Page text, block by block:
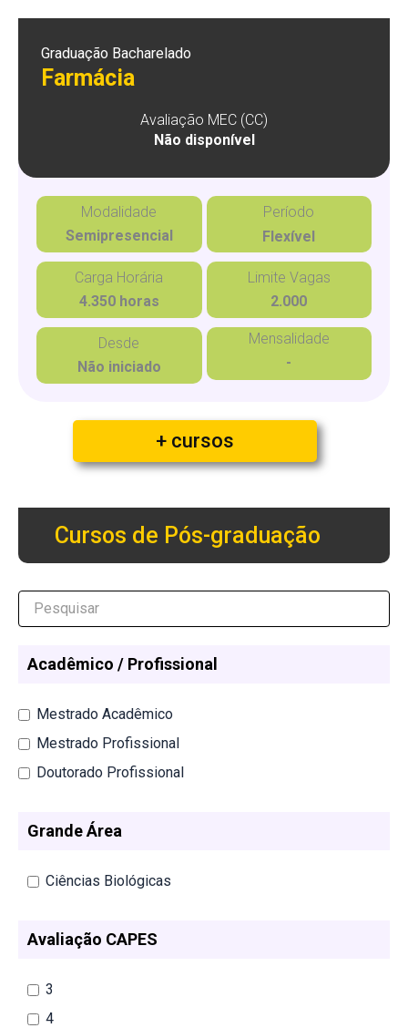
Graduação Bacharelado
Farmácia
Avaliação MEC (CC)
Não disponível
Modalidade
Semipresencial
Período
Flexível
Carga Horária
4.350 horas
Limite Vagas
2.000
Desde
Não iniciado
Mensalidade
-
+ cursos
Cursos de Pós-graduação
Acadêmico / Profissional
Mestrado Acadêmico
Mestrado Profissional
Doutorado Profissional
Grande Área
Ciências Biológicas
Avaliação CAPES
3
4